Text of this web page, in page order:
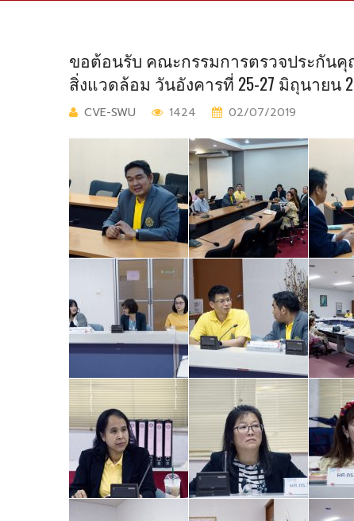
ขอต้อนรับ คณะกรรมการตรวจประกันคุ
สิ่งแวดล้อม วันอังคารที่ 25-27 มิถุนายน
CVE-SWU 1424 02/07/2019